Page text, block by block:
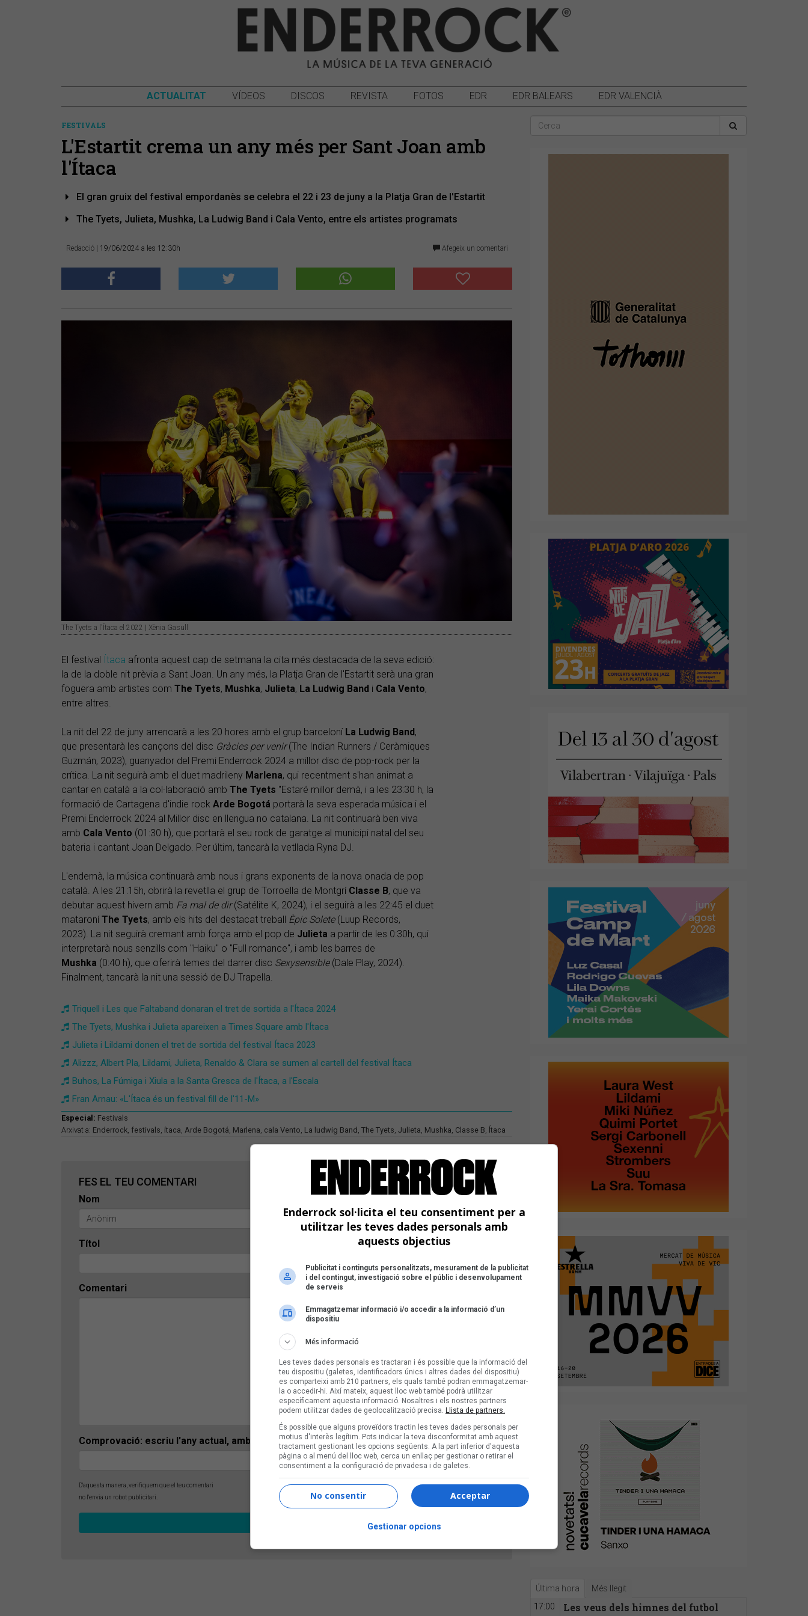
ACTUALITAT VÍDEOS DISCOS REVISTA FOTOS EDR EDR BALEARS EDR VALENCIÀ
FESTIVALS
L'Estartit crema un any més per Sant Joan amb
l'Ítaca
El gran gruix del festival empordanès se celebra el 22 i 23 de juny a la Platja Gran de l'Estartit
The Tyets, Julieta, Mushka, La Ludwig Band i Cala Vento, entre els artistes programats
Redacció | 19/06/2024 a les 12:30h Afegeix un comentari
The Tyets a l'Ítaca el 2022 | Xènia Gasull
El festival Ítaca afronta aquest cap de setmana la cita més destacada de la seva edició:
la de la doble nit prèvia a Sant Joan. Un any més, la Platja Gran de l'Estartit serà una gran
foguera amb artistes com The Tyets, Mushka, Julieta, La Ludwig Band i Cala Vento,
entre altres.
La nit del 22 de juny arrencarà a les 20 hores amb el grup barceloní La Ludwig Band,
que presentarà les cançons del disc Gràcies per venir(The Indian Runners / Ceràmiques
Guzmán, 2023), guanyador del Premi Enderrock 2024 a millor disc de pop-rock per la
crítica. La nit seguirà amb el duet madrileny Marlena, qui recentment s'han animat a
cantar en català a la col·laboració amb The Tyets "Estaré millor demà, i a les 23:30 h, la
formació de Cartagena d'indie rock Arde Bogotá portarà la seva esperada música i el
Premi Enderrock 2024 al Millor disc en llengua no catalana. La nit continuarà ben viva
amb Cala Vento (01:30 h), que portarà el seu rock de garatge al municipi natal del seu
bateria i cantant Joan Delgado. Per últim, tancarà la vetllada Ryna DJ.
L'endemà, la música continuarà amb nous i grans exponents de la nova onada de pop
català. A les 21:15h, obrirà la revetlla el grup de Torroella de Montgrí Classe B, que va
debutar aquest hivern amb Fa mal de dir(Satélite K, 2024), i el seguirà a les 22:45 el duet
mataroní The Tyets, amb els hits del destacat treball Èpic Solete(Luup Records,
2023). La nit seguirà cremant amb força amb el pop de Julieta a partir de les 0:30h, qui
interpretarà nous senzills com "Haiku" o "Full romance", i amb les barres de
Mushka (0:40 h), que oferirà temes del darrer disc Sexysensible (Dale Play, 2024).
Finalment, tancarà la nit una sessió de DJ Trapella.
Triquell i Les que Faltaband donaran el tret de sortida a l'Ítaca 2024
The Tyets, Mushka i Julieta apareixen a Times Square amb l'Ítaca
Julieta i Lildami donen el tret de sortida del festival Ítaca 2023
Alizzz, Albert Pla, Lildami, Julieta, Renaldo & Clara se sumen al cartell del festival Ítaca
Buhos, La Fúmiga i Xiula a la Santa Gresca de l'Ítaca, a l'Escala
Fran Arnau: «L'Ítaca és un festival fill de l'11-M»
Especial: Festivals
Arxivat a: Enderrock festivals ítaca Arde Bogotá Marlena cala Vento La ludwig Band The Tyets Julieta Mushka Classe B Ítaca
FES EL TEU COMENTARI
Nom
Títol
Comentari
Comprovació: escriu l'any actual, amb 4 xifres
D'aquesta manera, verifiquem que el teu comentari
no l'envia un robot publicitari.
Última hora Més llegit
17:00
Les veus dels himnes del futbol
Enderrock sol·licita el teu consentiment per a
utilitzar les teves dades personals amb
aquests objectius
Publicitat i continguts personalitzats, mesurament de la publicitat
i del contingut, investigació sobre el públic i desenvolupament
de serveis
Emmagatzemar informació i/o accedir a la informació d’un
dispositiu
Més informació
Les teves dades personals es tractaran i és possible que la informació del
teu dispositiu (galetes, identificadors únics i altres dades del dispositiu)
es comparteixi amb 210 partners, els quals també podran emmagatzemar-
la o accedir-hi. Així mateix, aquest lloc web també podrà utilitzar
específicament aquesta informació. Nosaltres i els nostres partners
podem utilitzar dades de geolocalització precisa. Llista de partners.
És possible que alguns proveïdors tractin les teves dades personals per
motius d'interès legítim. Pots indicar la teva disconformitat amb aquest
tractament gestionant les opcions següents. A la part inferior d'aquesta
pàgina o al menú del lloc web, cerca un enllaç per gestionar o retirar el
consentiment a la configuració de privadesa i de galetes.
Acceptar
No consentir
Gestionar opcions